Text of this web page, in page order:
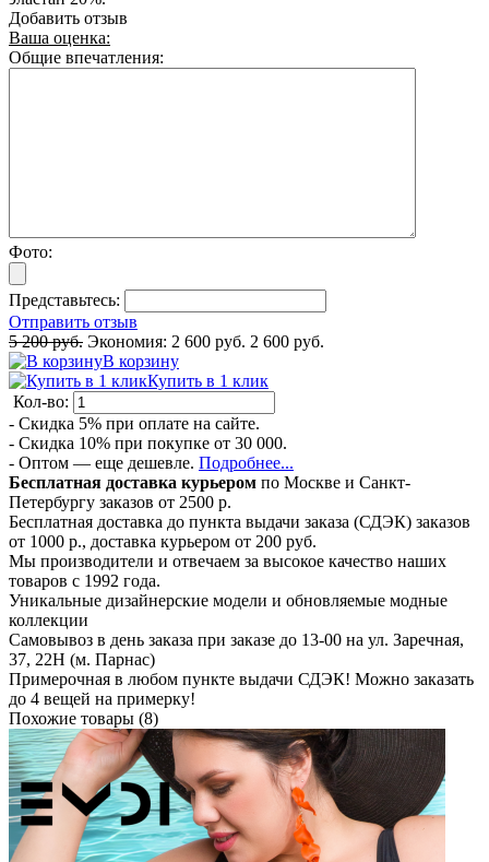
Добавить отзыв
Ваша оценка:
Общие впечатления:
Фото:
Представьтесь:
Отправить отзыв
5 200 руб. Экономия: 2 600 руб. 2 600 руб.
В корзину
Купить в 1 клик
Кол-во:
- Скидка 5% при оплате на сайте.
- Скидка 10% при покупке от 30 000.
- Оптом — еще дешевле. Подробнее...
Бесплатная доставка курьером по Москве и Санкт-
Петербургу заказов от 2500 р.
Бесплатная доставка до пункта выдачи заказа (СДЭК) заказов
от 1000 р., доставка курьером от 200 руб.
Мы производители и отвечаем за высокое качество наших
товаров с 1992 года.
Уникальные дизайнерские модели и обновляемые модные
коллекции
Самовывоз в день заказа при заказе до 13-00 на ул. Заречная,
37, 22Н (м. Парнас)
Примерочная в любом пункте выдачи СДЭК! Можно заказать
до 4 вещей на примерку!
Похожие товары (8)